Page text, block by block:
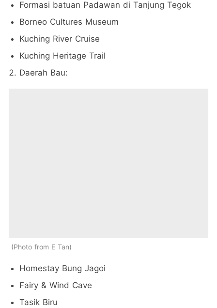
Formasi batuan Padawan di Tanjung Tegok
Borneo Cultures Museum
Kuching River Cruise
Kuching Heritage Trail
Daerah Bau:
Photo from E Tan
Homestay Bung Jagoi
Fairy & Wind Cave
Tasik Biru